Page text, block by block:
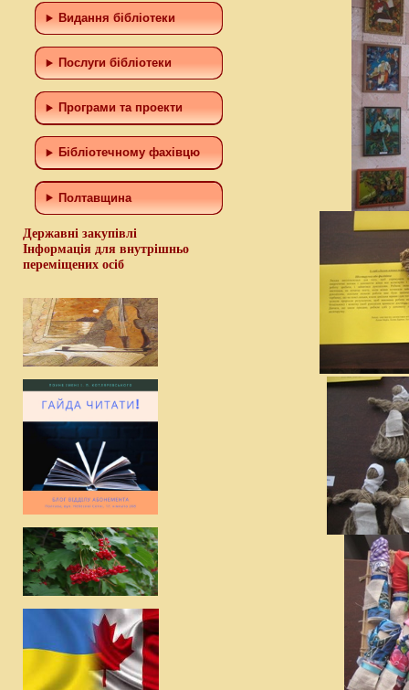
Видання бібліотеки
Послуги бібліотеки
Програми та проекти
Бiблiотечному фахiвцю
Полтавщина
Державні закупівлі
Інформація для внутрішньо
переміщених осіб